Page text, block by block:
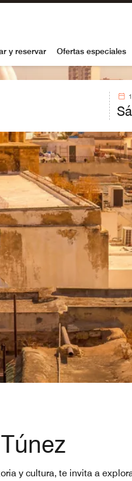
y reservar Ofertas especiales
y cultura, te invita a